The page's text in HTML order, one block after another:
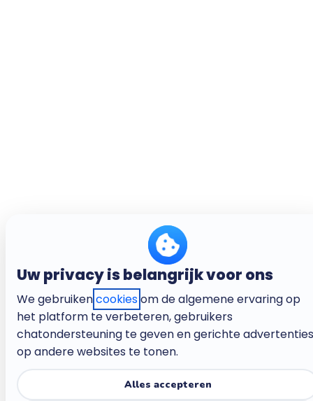
Uw privacy is belangrijk voor ons
We gebruikencookiesom de algemene ervaring op
het platform te verbeteren, gebruikers
chatondersteuning te geven en gerichte advertenties
op andere websites te tonen.
Alles accepteren